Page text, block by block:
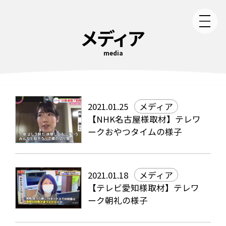
メディア
media
2021.01.25
メディア
【NHK名古屋様取材】テレワ
ークおやつタイムの様子
2021.01.18
メディア
【テレビ愛知様取材】テレワ
ーク朝礼の様子